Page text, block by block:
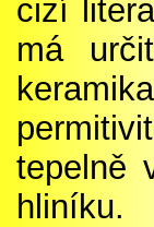
cizí
má
tepelně
hliníku.